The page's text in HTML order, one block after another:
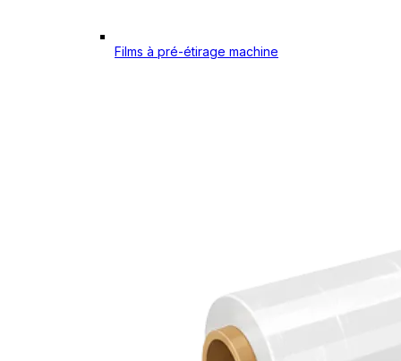
Films à pré-étirage machine